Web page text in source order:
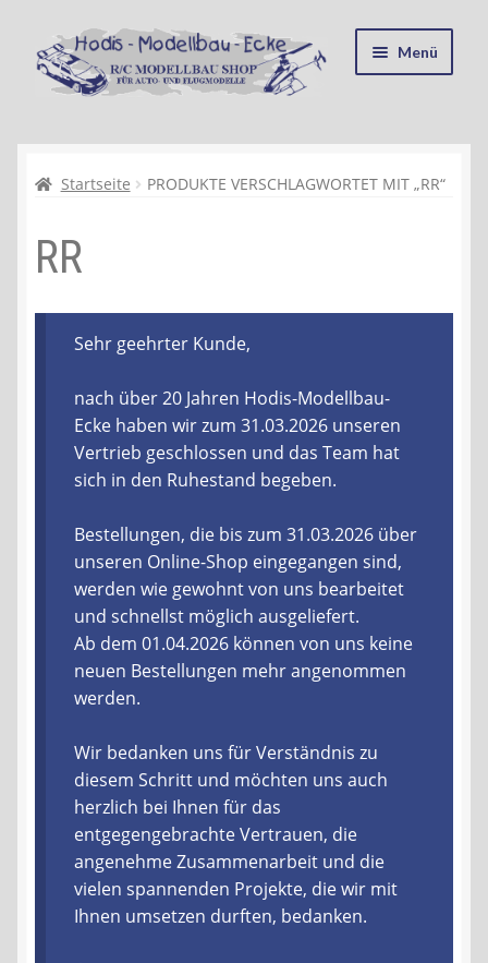
Zur
Navigation
springen
Zum
Inhalt
springen
Menü
Kasse
Mein Konto
Shop
Warenkorb
Ablauf einer Bestellung
Liefer- und Versandkosten
Zahlungsarten
Lieferzeit & Verfügbarkeit
Gutschein
Batterien- und Akku Verordnung
Elektro- und Elektronikgeräte Verordnung
Öle- und Schmierstoff Verordnung
Startseite PRODUKTE VERSCHLAGWORTET MIT „RR“
RR
Sehr geehrter Kunde,
nach über 20 Jahren Hodis-Modellbau-
Ecke haben wir zum 31.03.2026 unseren
Vertrieb geschlossen und das Team hat
sich in den Ruhestand begeben.
Bestellungen, die bis zum 31.03.2026 über
unseren Online-Shop eingegangen sind,
werden wie gewohnt von uns bearbeitet
und schnellst möglich ausgeliefert.
Ab dem 01.04.2026 können von uns keine
neuen Bestellungen mehr angenommen
werden.
Wir bedanken uns für Verständnis zu
diesem Schritt und möchten uns auch
herzlich bei Ihnen für das
entgegengebrachte Vertrauen, die
angenehme Zusammenarbeit und die
vielen spannenden Projekte, die wir mit
Ihnen umsetzen durften, bedanken.